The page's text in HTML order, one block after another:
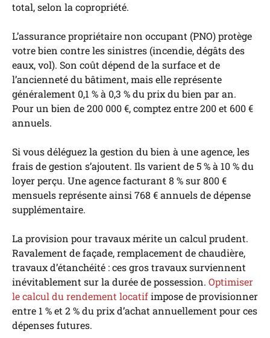
total, selon la copropriété.
L’assurance propriétaire non occupant (PNO) protège
votre bien contre les sinistres (incendie, dégâts des
eaux, vol). Son coût dépend de la surface et de
l’ancienneté du bâtiment, mais elle représente
généralement 0,1 % à 0,3 % du prix du bien par an.
Pour un bien de 200 000 €, comptez entre 200 et 600 €
annuels.
Si vous déléguez la gestion du bien à une agence, les
frais de gestion s’ajoutent. Ils varient de 5 % à 10 % du
loyer perçu. Une agence facturant 8 % sur 800 €
mensuels représente ainsi 768 € annuels de dépense
supplémentaire.
La provision pour travaux mérite un calcul prudent.
Ravalement de façade, remplacement de chaudière,
travaux d’étanchéité : ces gros travaux surviennent
inévitablement sur la durée de possession. Optimiser
le calcul du rendement locatifimpose de provisionner
entre 1 % et 2 % du prix d’achat annuellement pour ces
dépenses futures.